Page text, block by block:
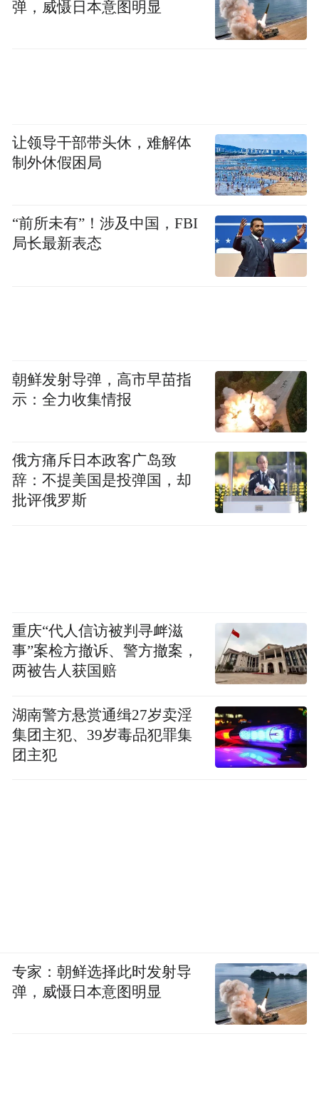
国家，以及国内200余个团队参与，共征集
860余件作品。经三轮专业评审，54件佳作脱
自豪。”现场观众感慨不已。主办方透露，展
览落幕後，数字成果将持续线上海外传播，
优秀文创作品将纳入官方开发体系，让龙门
美学走向更广阔的世界。
“一座石窟的千年，是无数双手的接力。展览
约。
“特别声明：以上作品内容(包括在内的视频、图片或音
布，本平台仅提供信息存储空间服务。
Notice: The content above (including the videos,
pictures and audios if any) is uploaded and posted
by the user of Dafeng Hao, which is a social media
弹，威慑日本意图明显
让领导干部带头休，难解体
制外休假困局
“前所未有”！涉及中国，FBI
局长最新表态
朝鲜发射导弹，高市早苗指
示：全力收集情报
俄方痛斥日本政客广岛致
辞：不提美国是投弹国，却
批评俄罗斯
重庆“代人信访被判寻衅滋
事”案检方撤诉、警方撤案，
两被告人获国赔
湖南警方悬赏通缉27岁卖淫
集团主犯、39岁毒品犯罪集
团主犯
专家：朝鲜选择此时发射导
弹，威慑日本意图明显